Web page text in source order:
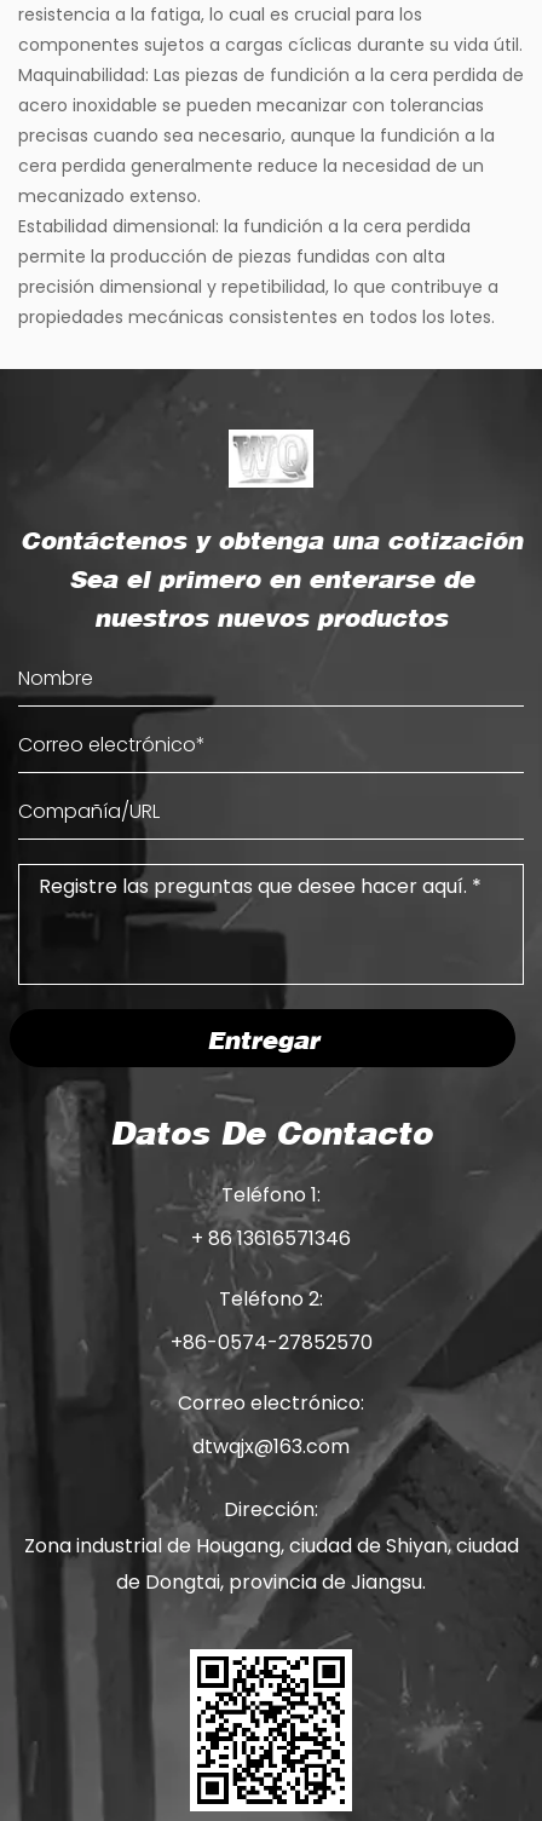
resistencia a la fatiga, lo cual es crucial para los
componentes sujetos a cargas cíclicas durante su vida útil.
Maquinabilidad: Las piezas de fundición a la cera perdida de
acero inoxidable se pueden mecanizar con tolerancias
precisas cuando sea necesario, aunque la fundición a la
cera perdida generalmente reduce la necesidad de un
mecanizado extenso.
Estabilidad dimensional: la fundición a la cera perdida
permite la producción de piezas fundidas con alta
precisión dimensional y repetibilidad, lo que contribuye a
propiedades mecánicas consistentes en todos los lotes.
Contáctenos y obtenga una cotización
Sea el primero en enterarse de
nuestros nuevos productos
Entregar
Datos De Contacto
Teléfono 1:
+ 86 13616571346
Teléfono 2:
+86-0574-27852570
Correo electrónico:
dtwqjx@163.com
Dirección:
Zona industrial de Hougang, ciudad de Shiyan, ciudad
de Dongtai, provincia de Jiangsu.